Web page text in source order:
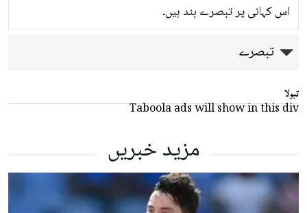
اس کہانی پر تبصرے بند ہیں۔
تبصرے
تبولا
Taboola ads will show in this div
مزید خبریں